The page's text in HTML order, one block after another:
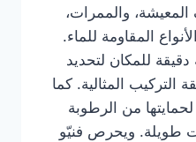
والممرات،
المقاومة للماء.
دقيقة للمكان لتحديد
التركيب المثالية. كما
من الرطوبة
طويلة. ويحرص فنيّو